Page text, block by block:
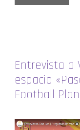
Entrevista a
espacio
Football